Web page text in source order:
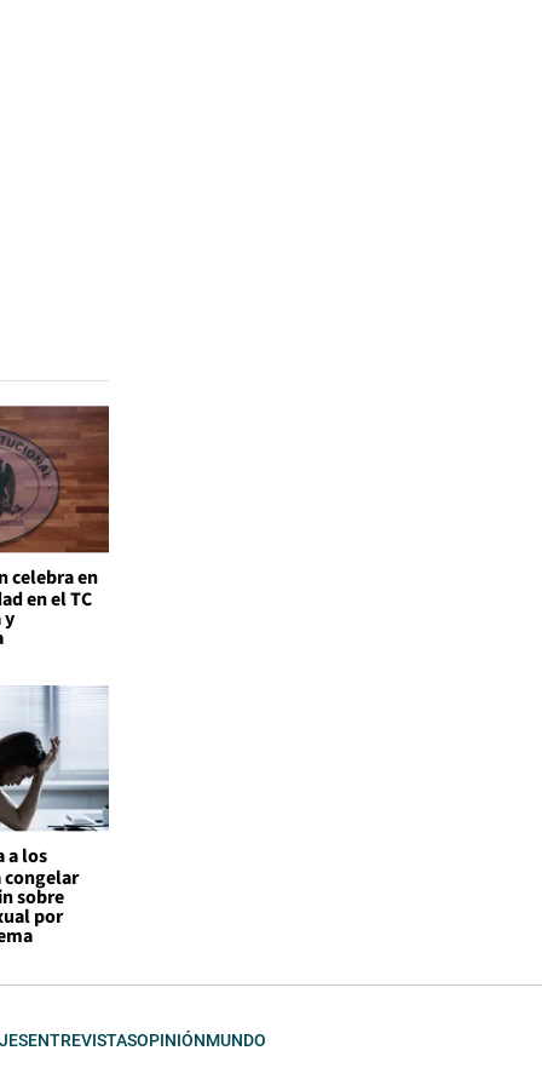
celebra en
en el TC
y
a los
congelar
sobre
por
ENTREVISTASOPINIÓNMUNDO